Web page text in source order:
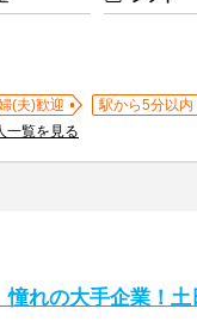
(夫)歓迎 駅から5分以内
一覧を見る
憧れの大手企業！